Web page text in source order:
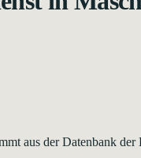
aus der Datenbank